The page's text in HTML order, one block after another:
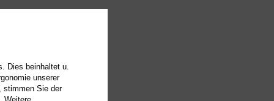
Dies beinhaltet u.
unserer
stimmen Sie der